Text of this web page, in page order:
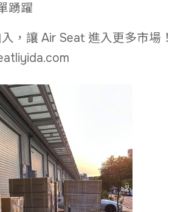
踴躍
，讓 Air Seat 進入更多市場！